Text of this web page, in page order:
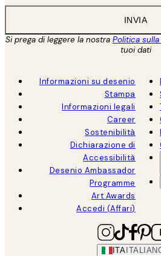
INVIA
Si prega di leggere la nostra Politica
tuoi dati
Informazioni su desenio
Stampa
Informazioni legali
Career
Sostenibilità
Dichiarazione di
Accessibilità
Desenio Ambassador
Programme
Art Awards
Accedi (Affari)
ITA